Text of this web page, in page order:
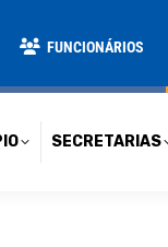
FUNCIONÁRIOS
SECRETARIAS